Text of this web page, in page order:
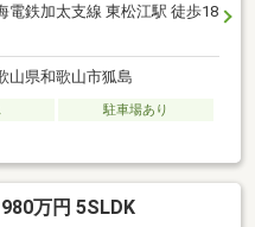
電鉄加太支線 東松江駅 徒歩18
山県和歌山市狐島
駐車場あり
万円 5SLDK